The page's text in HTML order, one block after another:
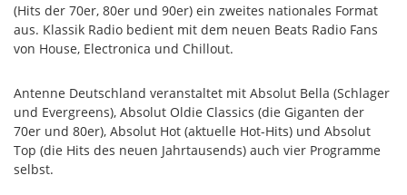
(Hits der 70er, 80er und 90er) ein zweites nationales Format
aus. Klassik Radio bedient mit dem neuen Beats Radio Fans
von House, Electronica und Chillout.
Antenne Deutschland veranstaltet mit Absolut Bella (Schlager
und Evergreens), Absolut Oldie Classics (die Giganten der
70er und 80er), Absolut Hot (aktuelle Hot-Hits) und Absolut
Top (die Hits des neuen Jahrtausends) auch vier Programme
selbst.